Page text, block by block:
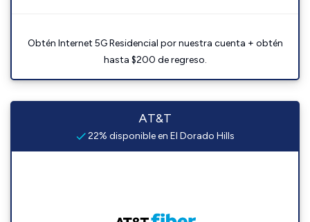
Obtén Internet 5G Residencial por nuestra cuenta + obtén
hasta $200 de regreso.
AT&T
22% disponible en El Dorado Hills